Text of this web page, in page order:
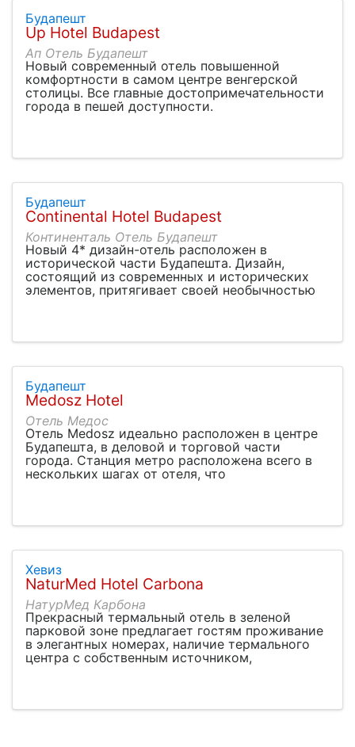
Будапешт
Up Hotel Budapest
Ап Отель Будапешт
Новый современный отель повышенной
комфортности в самом центре венгерской
столицы. Все главные достопримечательности
города в пешей доступности.
Будапешт
Continental Hotel Budapest
Континенталь Отель Будапешт
Новый 4* дизайн-отель расположен в
исторической части Будапешта. Дизайн,
состоящий из современных и исторических
элементов, притягивает своей необычностью
Будапешт
Medosz Hotel
Отель Медос
Отель Medosz идеально расположен в центре
Будапешта, в деловой и торговой части
города. Станция метро расположена всего в
нескольких шагах от отеля, что
Хевиз
NaturMed Hotel Carbona
НатурМед Карбона
Прекрасный термальный отель в зеленой
парковой зоне предлагает гостям проживание
в элегантных номерах, наличие термального
центра с собственным источником,